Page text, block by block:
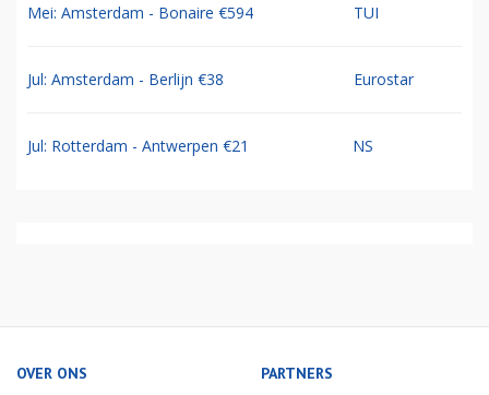
Mei: Amsterdam - Bonaire €594 TUI
Jul: Amsterdam - Berlijn €38 Eurostar
Jul: Rotterdam - Antwerpen €21 NS
OVER ONS PARTNERS